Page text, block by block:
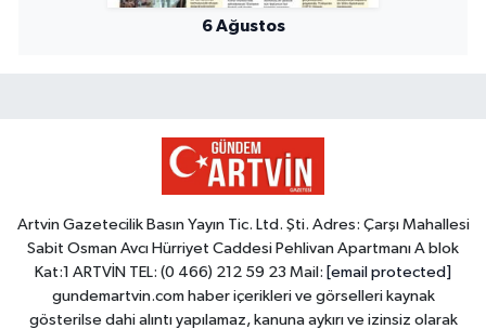
6 Ağustos
Artvin Gazetecilik Basın Yayın Tic. Ltd. Şti. Adres: Çarşı Mahallesi
Sabit Osman Avcı Hürriyet Caddesi Pehlivan Apartmanı A blok
Kat:1 ARTVİN TEL: (0 466) 212 59 23 Mail: [email protected]
gundemartvin.com haber içerikleri ve görselleri kaynak
gösterilse dahi alıntı yapılamaz, kanuna aykırı ve izinsiz olarak